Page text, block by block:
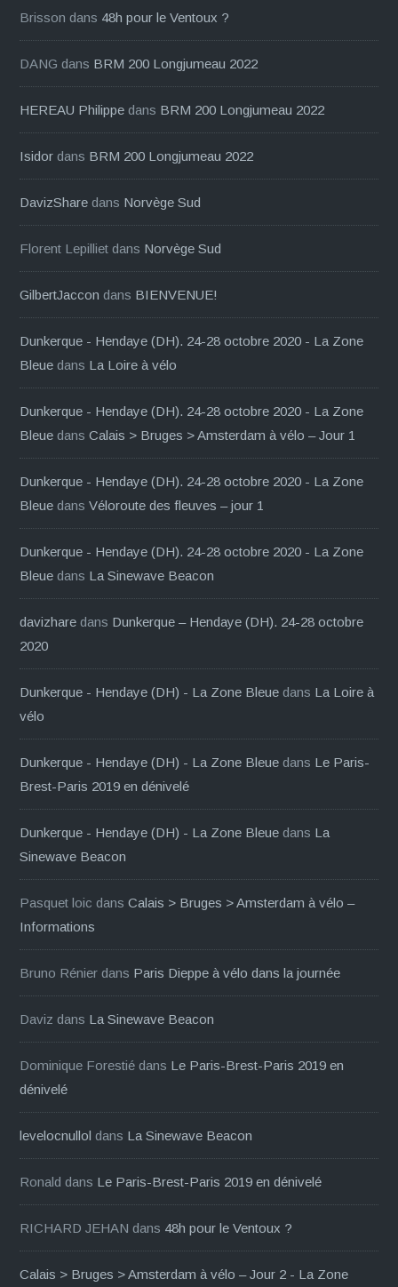
Brisson dans 48h pour le Ventoux ?
DANG dans BRM 200 Longjumeau 2022
HEREAU Philippe dans BRM 200 Longjumeau 2022
Isidor dans BRM 200 Longjumeau 2022
DavizShare dans Norvège Sud
Florent Lepilliet dans Norvège Sud
GilbertJaccon dans BIENVENUE!
Dunkerque - Hendaye (DH). 24-28 octobre 2020 - La Zone
Bleue dans La Loire à vélo
Dunkerque - Hendaye (DH). 24-28 octobre 2020 - La Zone
Bleue dansCalais > Bruges > Amsterdam à vélo – Jour 1
Dunkerque - Hendaye (DH). 24-28 octobre 2020 - La Zone
Bleue dansVéloroute des fleuves – jour 1
Dunkerque - Hendaye (DH). 24-28 octobre 2020 - La Zone
Bleue dans La Sinewave Beacon
davizhare dans Dunkerque – Hendaye (DH). 24-28 octobre
2020
Dunkerque - Hendaye (DH) - La Zone Bleue dans La Loire à
vélo
Dunkerque - Hendaye (DH) - La Zone Bleue dans Le Paris-
Brest-Paris 2019 en dénivelé
Dunkerque - Hendaye (DH) - La Zone Bleue dans La
Sinewave Beacon
Pasquet loic dansCalais > Bruges > Amsterdam à vélo –
Informations
Bruno Rénier dans Paris Dieppe à vélo dans la journée
Daviz dans La Sinewave Beacon
Dominique Forestié dans Le Paris-Brest-Paris 2019 en
dénivelé
levelocnullol dans La Sinewave Beacon
Ronald dans Le Paris-Brest-Paris 2019 en dénivelé
RICHARD JEHAN dans 48h pour le Ventoux ?
Calais > Bruges > Amsterdam à vélo – Jour 2 - La Zone